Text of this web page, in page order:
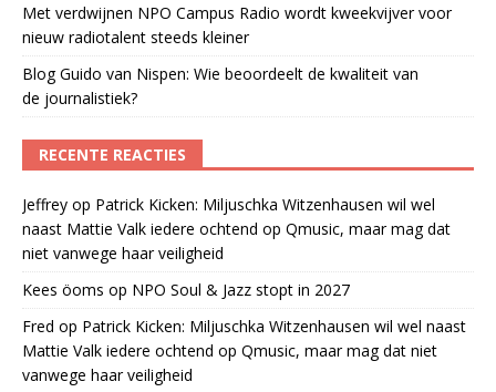
Met verdwijnen NPO Campus Radio wordt kweekvijver voor
nieuw radiotalent steeds kleiner
Blog Guido van Nispen: Wie beoordeelt de kwaliteit van
de journalistiek?
RECENTE REACTIES
Jeffrey op Patrick Kicken: Miljuschka Witzenhausen wil wel
naast Mattie Valk iedere ochtend op Qmusic, maar mag dat
niet vanwege haar veiligheid
Kees öoms op NPO Soul & Jazz stopt in 2027
Fred op Patrick Kicken: Miljuschka Witzenhausen wil wel naast
Mattie Valk iedere ochtend op Qmusic, maar mag dat niet
vanwege haar veiligheid